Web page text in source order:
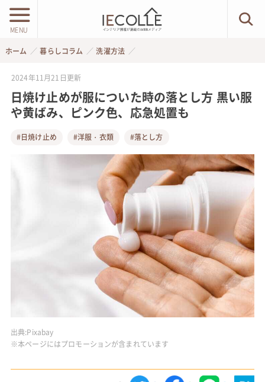
MENU
ホーム 暮らしコラム 洗濯方法
2024年11月21日更新
日焼け止めが服についた時の落とし方 黒い服
や黄ばみ、ピンク色、応急処置も
#日焼け止め #洋服・衣類 #落とし方
出典:Pixabay
※本ページにはプロモーションが含まれています